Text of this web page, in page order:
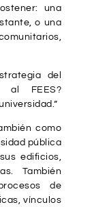
una
o una
del
al FEES?
como
pública
edificios,
También
de
vínculos